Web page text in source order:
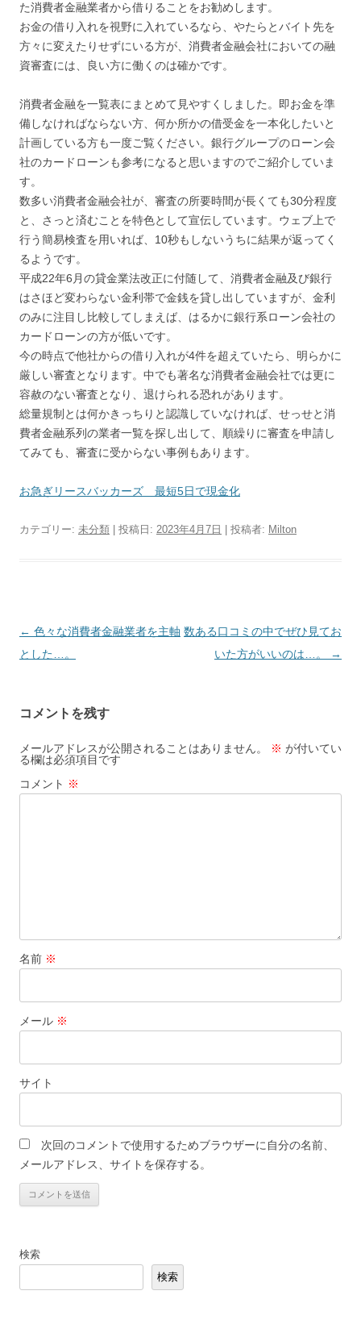
た消費者金融業者から借りることをお勧めします。
お金の借り入れを視野に入れているなら、やたらとバイト先を
方々に変えたりせずにいる方が、消費者金融会社においての融
資審査には、良い方に働くのは確かです。
消費者金融を一覧表にまとめて見やすくしました。即お金を準
備しなければならない方、何か所かの借受金を一本化したいと
計画している方も一度ご覧ください。銀行グループのローン会
社のカードローンも参考になると思いますのでご紹介していま
す。
数多い消費者金融会社が、審査の所要時間が長くても30分程度
と、さっと済むことを特色として宣伝しています。ウェブ上で
行う簡易検査を用いれば、10秒もしないうちに結果が返ってく
るようです。
平成22年6月の貸金業法改正に付随して、消費者金融及び銀行
はさほど変わらない金利帯で金銭を貸し出していますが、金利
のみに注目し比較してしまえば、はるかに銀行系ローン会社の
カードローンの方が低いです。
今の時点で他社からの借り入れが4件を超えていたら、明らかに
厳しい審査となります。中でも著名な消費者金融会社では更に
容赦のない審査となり、退けられる恐れがあります。
総量規制とは何かきっちりと認識していなければ、せっせと消
費者金融系列の業者一覧を探し出して、順繰りに審査を申請し
てみても、審査に受からない事例もあります。
お急ぎリースバッカーズ 最短5日で現金化
カテゴリー: 未分類 | 投稿日: 2023年4月7日 投稿者: Milton
投
稿
ゲ
ー
シ
ョ
← 色々な消費者金融業者を主軸
とした…。
数ある口コミの中でぜひ見てお
いた方がいいのは…。
→
コメントを残す
メールアドレスが公開されることはありません。 ※ が付いてい
る欄は必須項目です
コメント ※
名前 ※
メール ※
サイト
次回のコメントで使用するためブラウザーに自分の名前、
メールアドレス、サイトを保存する。
検索
検索